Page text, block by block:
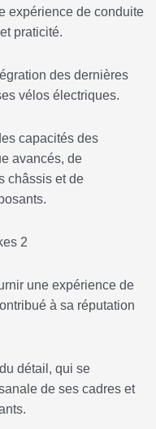
expérience de conduite
praticité.
des dernières
vélos électriques.
capacités des
avancés, de
châssis et de
une expérience de
à sa réputation
détail, qui se
de ses cadres et